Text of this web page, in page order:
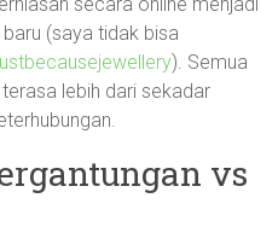
(saya tidak bisa
). Semua
lebih dari sekadar
vs